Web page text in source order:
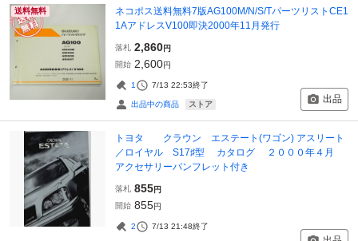
送料無料
ネコポス送料無料7版AG100M/N/S/TパーツリストCE1
1AアドレスV100即決2000年11月発行
落札 2,860円
開始 2,600円
1 7/13 22:53終了
出品中の商品 ストア 出品
トヨタ クラウン エステート(ワゴン) アスリート
／ロイヤル S17♯型 カタログ ２０００年４月
アクセサリーパンフレット付き
落札 855円
開始 855円
2 7/13 21:48終了